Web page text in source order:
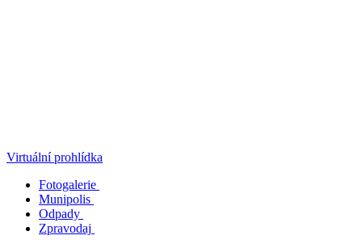
Virtuální prohlídka
Fotogalerie
Munipolis
Odpady
Zpravodaj